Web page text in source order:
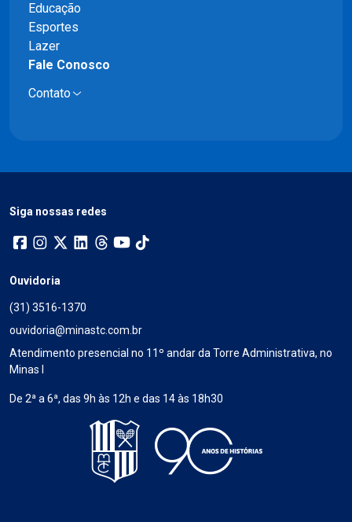
Educação
Esportes
Lazer
Fale Conosco
Contato
Siga nossas redes
Ouvidoria
(31) 3516-1370
ouvidoria@minastc.com.br
Atendimento presencial no 11º andar da Torre Administrativa, no
Minas I
De 2ª a 6ª, das 9h às 12h e das 14 às 18h30